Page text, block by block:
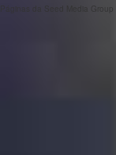
Páginas da Seed Media Group